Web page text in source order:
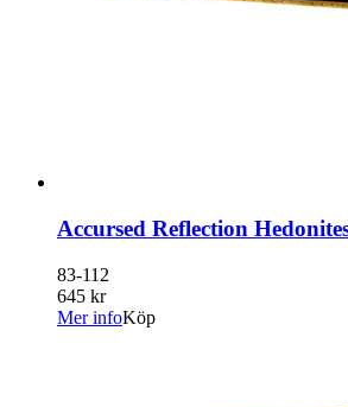
Accursed Reflection
83-112
645 kr
Mer infoKöp